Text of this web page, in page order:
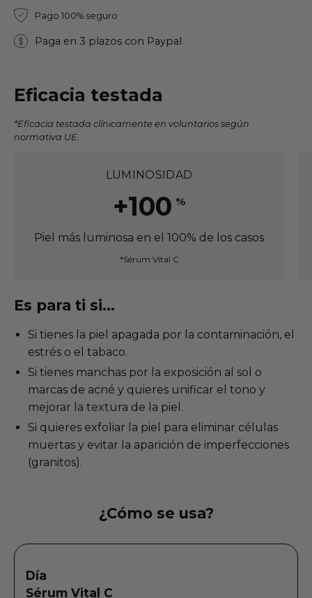
Pago 100% seguro
Paga en 3 plazos con Paypal
Eficacia testada
*Eficacia testada clínicamente en voluntarios según
normativa UE.
LUMINOSIDAD
+100 %
Piel más luminosa en el 100% de los casos
*Sérum Vital C
Es para ti si...
Si tienes la piel apagada por la contaminación, el
estrés o el tabaco.
Si tienes manchas por la exposición al sol o
marcas de acné y quieres unificar el tono y
mejorar la textura de la piel.
Si quieres exfoliar la piel para eliminar células
muertas y evitar la aparición de imperfecciones
(granitos).
¿Cómo se usa?
Día
Sérum Vital C